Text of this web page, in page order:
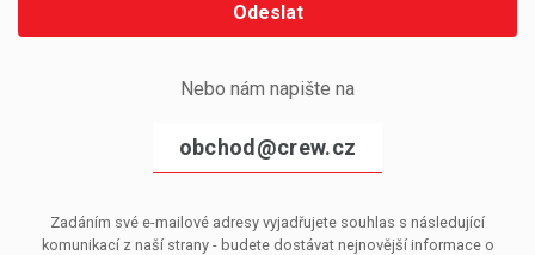
Odeslat
Nebo nám napište na
obchod@crew.cz
Zadáním své e-mailové adresy vyjadřujete souhlas s následující
komunikací z naší strany - budete dostávat nejnovější informace o